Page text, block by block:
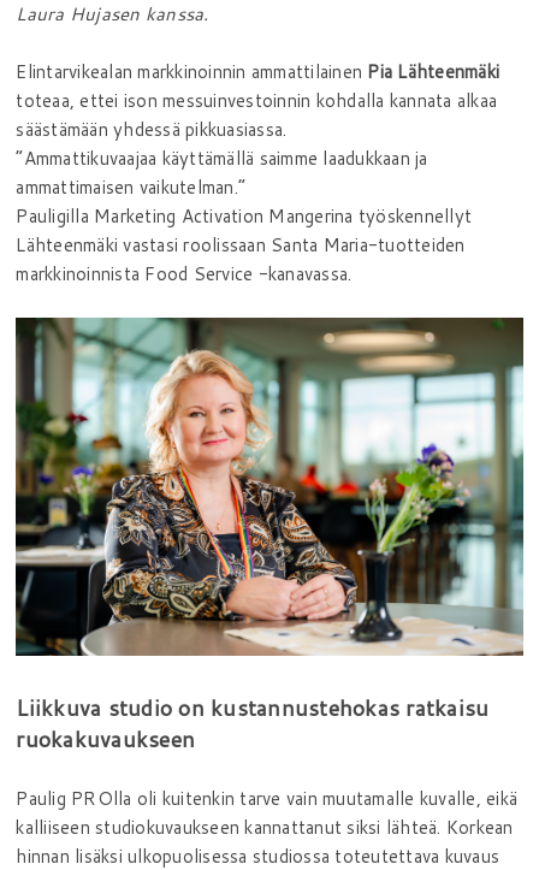
Laura Hujasen kanssa.
Elintarvikealan markkinoinnin ammattilainen Pia Lähteenmäki
toteaa, ettei ison messuinvestoinnin kohdalla kannata alkaa
säästämään yhdessä pikkuasiassa.
”Ammattikuvaajaa käyttämällä saimme laadukkaan ja
ammattimaisen vaikutelman.”
Pauligilla Marketing Activation Mangerina työskennellyt
Lähteenmäki vastasi roolissaan Santa Maria-tuotteiden
markkinoinnista Food Service -kanavassa.
Liikkuva studio on kustannustehokas ratkaisu
ruokakuvaukseen
Paulig PROlla oli kuitenkin tarve vain muutamalle kuvalle, eikä
kalliiseen studiokuvaukseen kannattanut siksi lähteä. Korkean
hinnan lisäksi ulkopuolisessa studiossa toteutettava kuvaus